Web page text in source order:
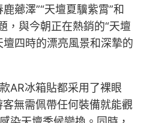
薌澤”“天壇夏驥紫霄”和
，與今朝正在熱銷的“天壇
壇四時的漂亮風景和深摯的
AR冰箱貼都采用了裸眼
無需佩帶任何裝備就能觀